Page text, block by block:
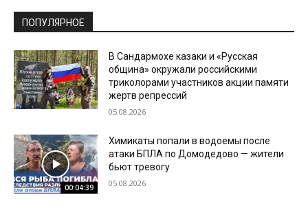
ПОПУЛЯРНОЕ
В Сандармохе казаки и «Русская
община» окружали российскими
триколорами участников акции памяти
жертв репрессий
05.08.2026
00:04:39
Химикаты попали в водоемы после
атаки БПЛА по Домодедово — жители
бьют тревогу
05.08.2026